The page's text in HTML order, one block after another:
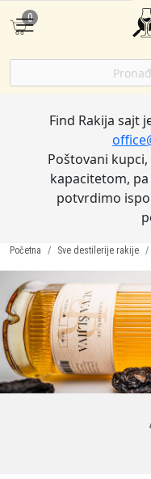
Find Rakija sajt
Poštovani
kapacitetom,
potvrdimo
0
Početna Sve destilerije rakije